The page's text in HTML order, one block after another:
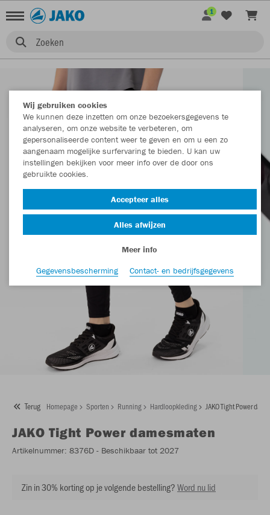
Zoeken
1
Terug Homepage Sporten Running Hardloopkleding JAKO Tight Power
JAKO Tight Power damesmaten
Artikelnummer: 8376D - Beschikbaar tot 2027
Zin in 30% korting op je volgende bestelling?Word nu lid
Wij gebruiken cookies
We kunnen deze inzetten om onze bezoekersgegevens te
analyseren, om onze website te verbeteren, om
gepersonaliseerde content weer te geven en om u een zo
aangenaam mogelijke surfervaring te bieden. U kan uw
instellingen bekijken voor meer info over de door ons
gebruikte cookies.
Accepteer alles
Alles afwijzen
Meer info
Gegevensbescherming
Contact- en bedrijfsgegevens